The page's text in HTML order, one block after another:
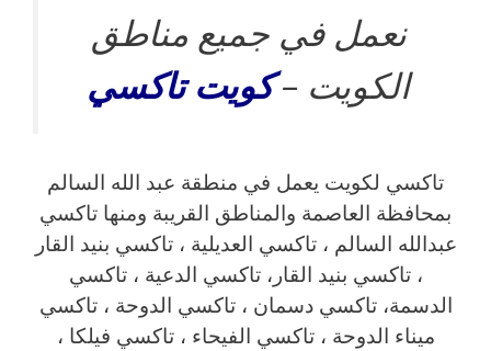
نعمل في جميع مناطق
الكويت – كويت تاكسي
تاكسي لكويت يعمل في منطقة عبد الله السالم
بمحافظة العاصمة والمناطق القريبة ‎ومنها تاكسي
عبدالله السالم ، تاكسي العديلية ، تاكسي بنيد القار
، تاكسي بنيد القار، تاكسي الدعية ، تاكسي
الدسمة، تاكسي دسمان ، تاكسي الدوحة ، تاكسي
ميناء الدوحة ، تاكسي الفيحاء ، تاكسي فيلكا ،